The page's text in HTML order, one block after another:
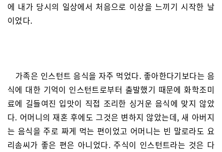
에 내가 당시의 일상에서 처음으로 이상을 느끼기 시작한 날
이었다.
가족은 인스턴트 음식을 자주 먹었다. 좋아한다기보다는 음
식에 대한 기억이 인스턴트로부터 출발했기 때문에 화학조미
료에 길들여진 입맛이 직접 조리한 싱거운 음식에 맞지 않았
다. 어머니의 재혼 후에도 그것은 변하지 않았는데, 새 아버지
는 음식을 주로 짜게 먹는 편이었고 어머니는 빈 말로라도 요
리솜씨가 좋은 편은 아니었다. 주식이 인스턴트라는 것은 다